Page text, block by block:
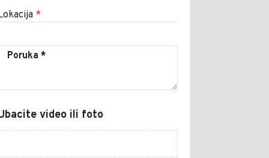
*
video ili foto